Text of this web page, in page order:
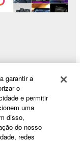
garantir a
o
e permitir
uma
disso,
do nosso
redes